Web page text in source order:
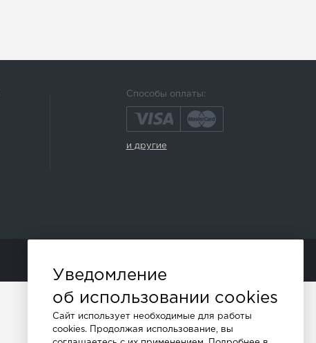
Способы оплаты:
и другие
Уведомление
об использовании cookies
Сайт использует необходимые для работы
cookies. Продолжая использование, вы